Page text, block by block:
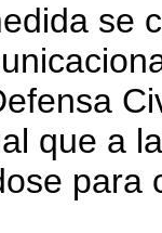
se
que a
para